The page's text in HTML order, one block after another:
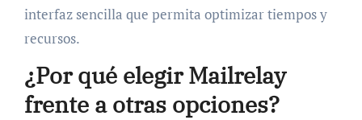
interfaz sencilla que permita optimizar tiempos y
recursos.
¿Por qué elegir Mailrelay
frente a otras opciones?